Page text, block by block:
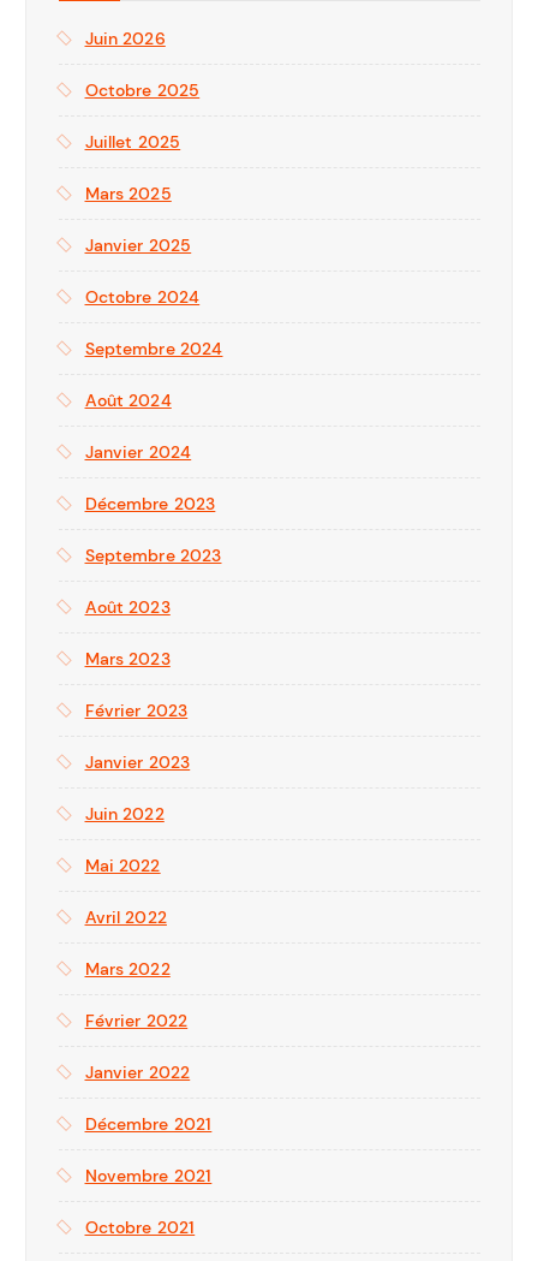
Juin 2026
Octobre 2025
Juillet 2025
Mars 2025
Janvier 2025
Octobre 2024
Septembre 2024
Août 2024
Janvier 2024
Décembre 2023
Septembre 2023
Août 2023
Mars 2023
Février 2023
Janvier 2023
Juin 2022
Mai 2022
Avril 2022
Mars 2022
Février 2022
Janvier 2022
Décembre 2021
Novembre 2021
Octobre 2021